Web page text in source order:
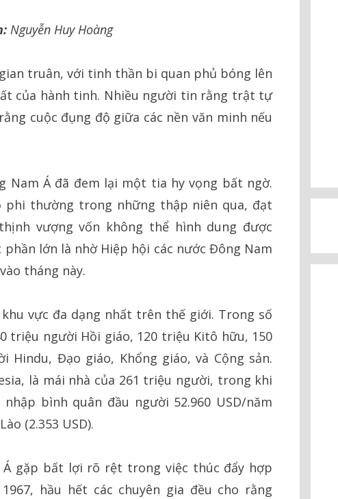
Nguyễn Huy Hoàng
truân, với tinh thần bi quan phủ bóng lên
của hành tinh. Nhiều người tin rằng trật tự
cuộc đụng độ giữa các nền văn minh nếu
Nam Á đã đem lại một tia hy vọng bất ngờ.
phi thường trong những thập niên qua, đạt
vượng vốn không thể hình dung được
lớn là nhờ Hiệp hội các nước Đông Nam
tháng này.
vực đa dạng nhất trên thế giới. Trong số
triệu người Hồi giáo, 120 triệu Kitô hữu, 150
Đạo giáo, Khổng giáo, và Cộng sản.
là mái nhà của 261 triệu người, trong khi
bình quân đầu người 52.960 USD/năm
(2.353 USD).
Á gặp bất lợi rõ rệt trong việc thúc đẩy hợp
hầu hết các chuyên gia đều cho rằng